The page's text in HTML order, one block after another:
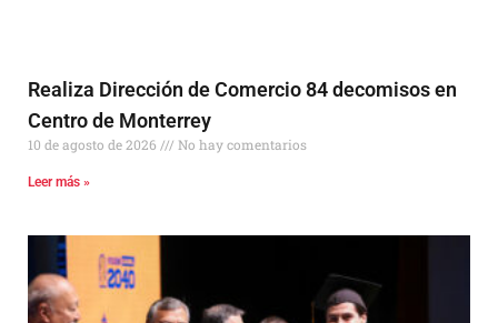
Realiza Dirección de Comercio 84 decomisos en
Centro de Monterrey
10 de agosto de 2026 No hay comentarios
Leer más »